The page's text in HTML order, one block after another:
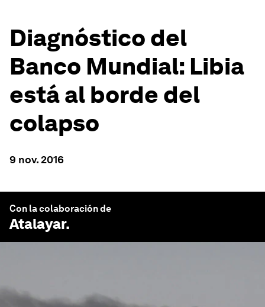
Diagnóstico del
Banco Mundial: Libia
está al borde del
colapso
9 nov. 2016
Con la colaboración de
Atalayar.